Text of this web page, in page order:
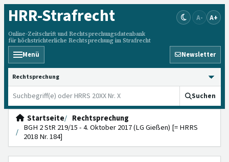
HRR-Strafrecht
Online-Zeitschrift und Rechtsprechungsdatenbank
für höchstrichterliche Rechtsprechung im Strafrecht
A- A+
Menü Newsletter
HRRS durchsuchen
Suchen
Startseite
Rechtsprechung
BGH 2 StR 219/15 - 4. Oktober 2017 (LG Gießen) [= HRRS
2018 Nr. 184]